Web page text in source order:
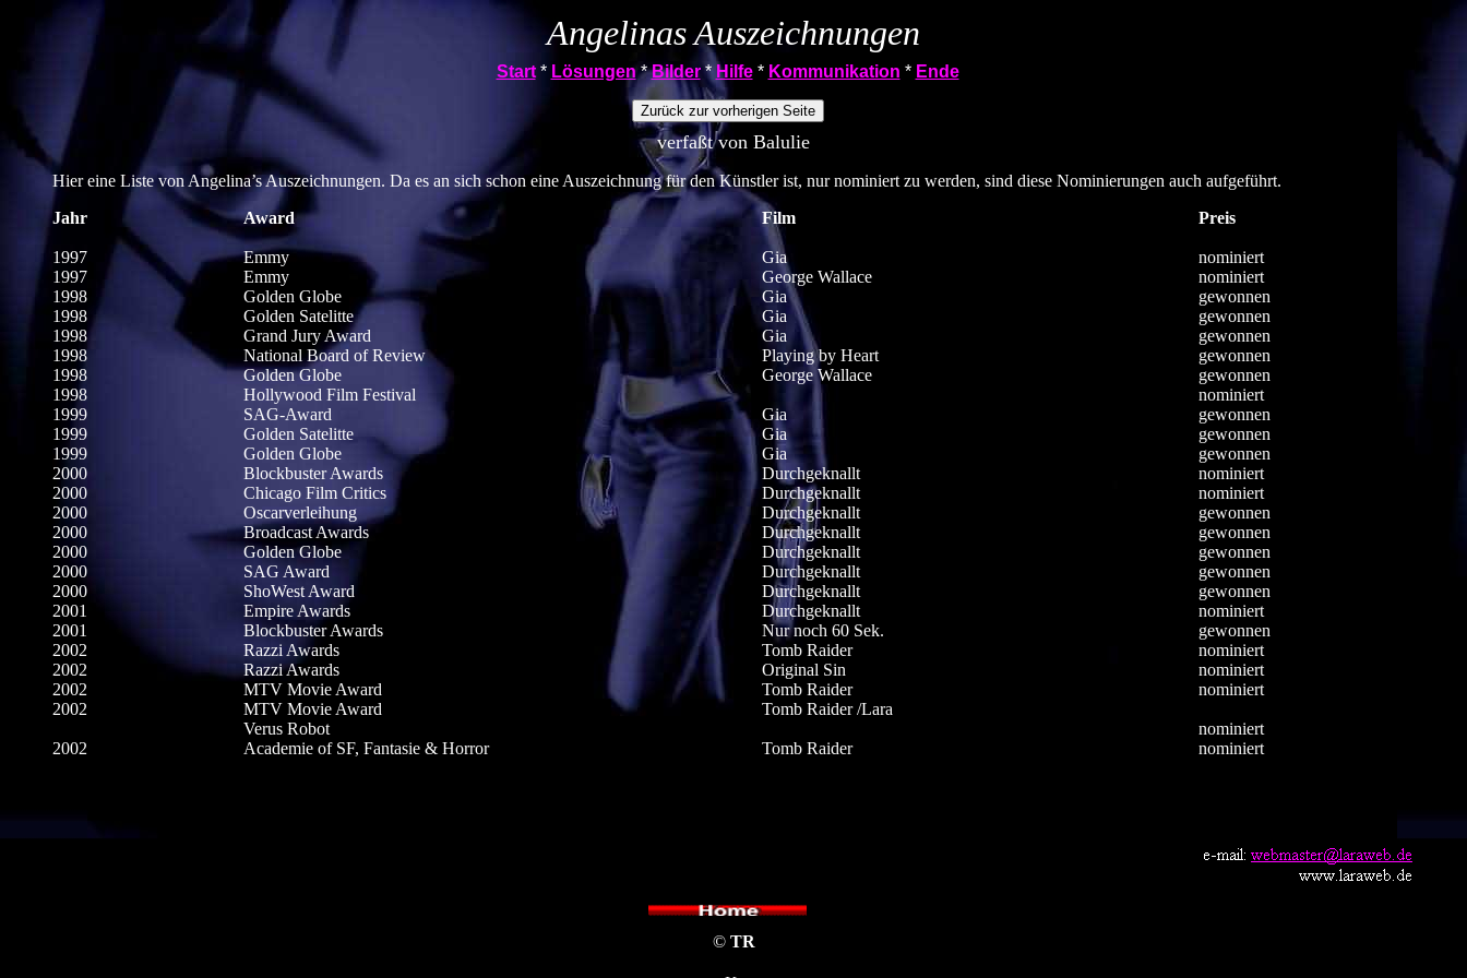
Angelinas Auszeichnungen
Start * Lösungen *Bilder * Hilfe * Kommunikation * Ende
verfaßt von Balulie
Hier eine Liste von Angelina’s Auszeichnungen. Da es an sich schon eine Auszeichnung für den Künstler ist, nur nominiert zu werden, sind diese Nominierungen auch aufgeführt.
Jahr
Award Film Preis
1997 Emmy Gia
nominiert
1997
Emmy George Wallace
nominiert
1998
Golden Globe Gia
gewonnen
1998
Golden Satelitte Gia
gewonnen
1998
Grand Jury Award Gia
gewonnen
1998
National Board of Review Playing by Heart
gewonnen
1998
Golden Globe George Wallace
gewonnen
1998
Hollywood Film Festival
nominiert
1999
SAG-Award Gia
gewonnen
1999
Golden Satelitte Gia
gewonnen
1999
Golden Globe Gia
gewonnen
2000
Blockbuster Awards Durchgeknallt
nominiert
2000
Chicago Film Critics Durchgeknallt
nominiert
2000
Oscarverleihung Durchgeknallt
gewonnen
2000
Broadcast Awards Durchgeknallt
gewonnen
2000
Golden Globe Durchgeknallt
gewonnen
2000
SAG Award Durchgeknallt
gewonnen
2000
ShoWest Award Durchgeknallt
gewonnen
2001
Empire Awards Durchgeknallt
nominiert
2001
Blockbuster Awards Nur noch 60 Sek.
gewonnen
2002
Razzi Awards Tomb Raider
nominiert
2002
Razzi Awards Original Sin
nominiert
2002
MTV Movie Award Tomb Raider
nominiert
2002
MTV Movie Award
Tomb Raider /Lara
Verus Robot
nominiert
2002
Academie of SF, Fantasie & Horror Tomb Raider nominiert
© TR